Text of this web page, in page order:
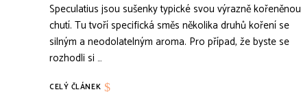
Speculatius jsou sušenky typické svou výrazně kořeněnou
chutí. Tu tvoří specifická směs několika druhů koření se
silným a neodolatelným aroma. Pro případ, že byste se
rozhodli si …
CELÝ ČLÁNEK